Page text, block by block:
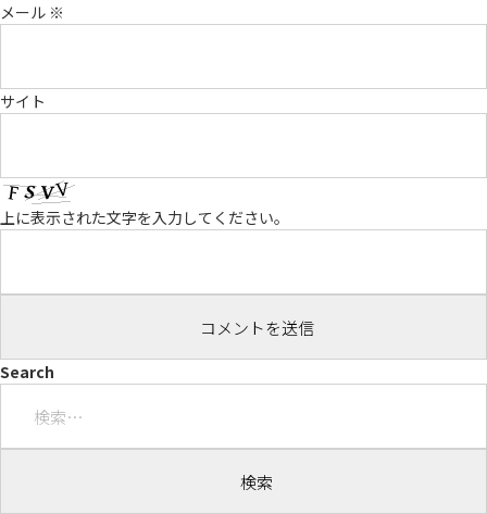
メール ※
サイト
上に表示された文字を入力してください。
Search